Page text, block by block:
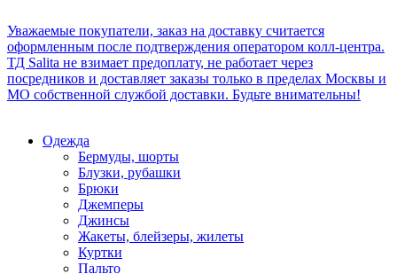
Уважаемые покупатели, заказ на доставку считается
оформленным после подтверждения оператором колл-центра.
ТД Salita не взимает предоплату, не работает через
посредников и доставляет заказы только в пределах Москвы и
МО собственной службой доставки. Будьте внимательны!
Одежда
Бермуды, шорты
Блузки, рубашки
Брюки
Джемперы
Джинсы
Жакеты, блейзеры, жилеты
Куртки
Пальто